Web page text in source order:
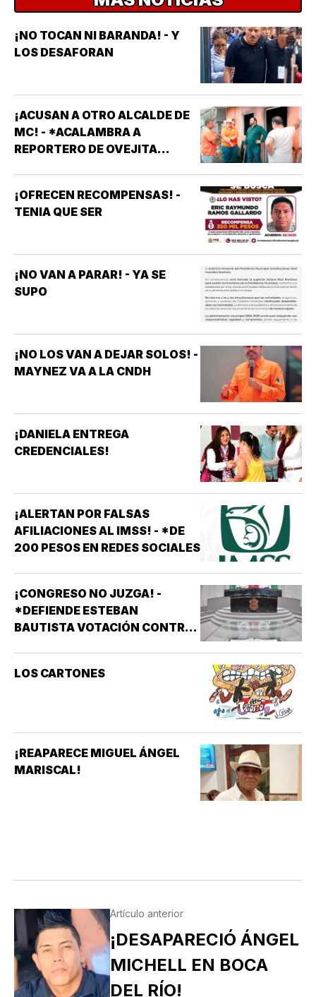
¡NO TOCAN NI BARANDA! - Y
LOS DESAFORAN
¡ACUSAN A OTRO ALCALDE DE
MC! - *ACALAMBRA A
REPORTERO DE OVEJITA
¡OFRECEN RECOMPENSAS! -
TENIA QUE SER
¡NO VAN A PARAR! - YA SE
SUPO
¡NO LOS VAN A DEJAR SOLOS! -
MAYNEZ VA A LA CNDH
¡DANIELA ENTREGA
CREDENCIALES!
¡ALERTAN POR FALSAS
AFILIACIONES AL IMSS! - *DE
200 PESOS EN REDES SOCIALES
¡CONGRESO NO JUZGA! -
*DEFIENDE ESTEBAN
BAUTISTA VOTACIÓN CONTRA
LOS CARTONES
¡REAPARECE MIGUEL ÁNGEL
MARISCAL!
Artículo anterior
¡DESAPARECIÓ ÁNGEL
MICHELL EN BOCA
DEL RÍO!